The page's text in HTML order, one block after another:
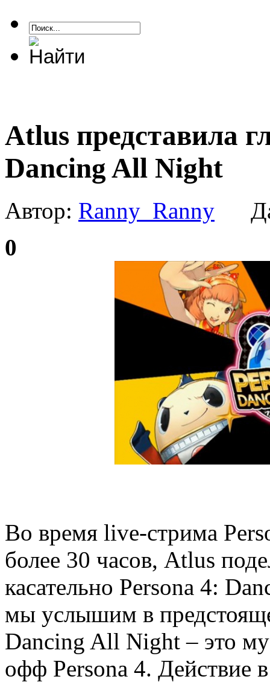
Atlus представила
Dancing All Night
Автор: Ranny_Ranny
0
Во время live-стрима
более 30 часов, Atlus
касательно Persona 4:
мы услышим в
Dancing All Night – это
офф Persona 4. Действие в